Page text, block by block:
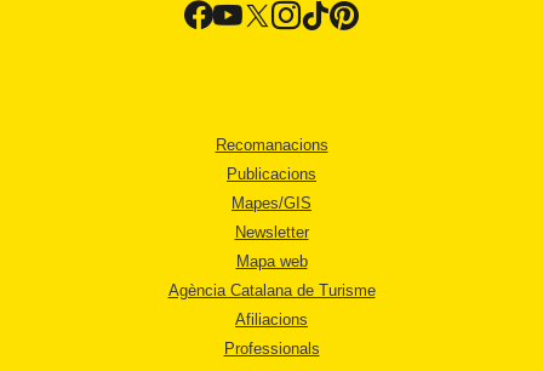
Recomanacions
Publicacions
Mapes/GIS
Newsletter
Mapa web
Agència Catalana de Turisme
Afiliacions
Professionals